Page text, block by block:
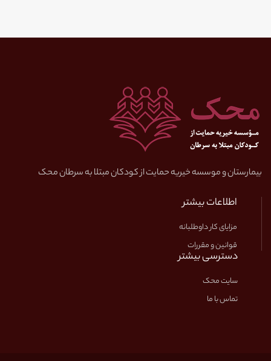
بیمارستان و موسسه خیریه حمایت از کودکان مبتلا به سرطان محک
اطلاعات بیشتر
مزایای کار داوطلبانه
قوانین و مقررات
دسترسی بیشتر
سایت محک
تماس با ما